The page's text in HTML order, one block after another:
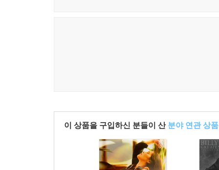
이 상품을 구입하신 분들이 산 분야 연관 상품